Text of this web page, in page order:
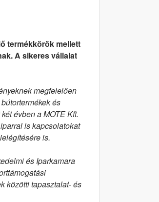
termékkörök mellett
A sikeres vállalat
megfelelően
és
évben a MOTE Kft.
is kapcsolatokat
is.
és Iparkamara
közötti tapasztalat- és